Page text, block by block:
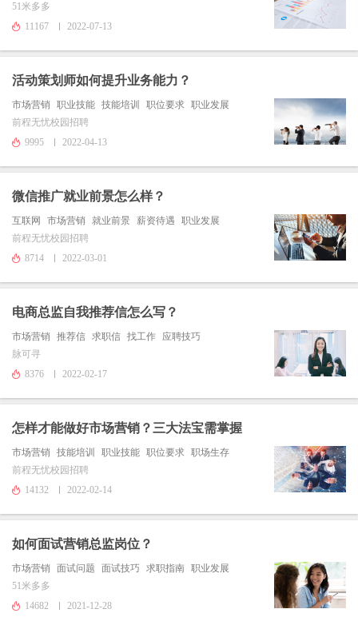
51米多多
11167
2022-07-13
活动策划师如何提升业务能力？
市场营销 职业技能 技能培训 职位要求 职业发展
前程无忧校园招聘
9995
2022-04-13
微信推广就业前景怎么样？
互联网 市场营销 就业前景 薪资待遇
职业发展
前程无忧校园招聘
8714
2022-03-01
电商总监自我推荐信怎么写？
市场营销 推荐信 求职信 找工作
应聘技巧
脉可寻
8376
2022-02-17
怎样才能做好市场营销？三大法宝需掌握
市场营销 技能培训 职业技能 职位要求 职场生存
前程无忧校园招聘
14132
2022-02-14
如何面试营销总监岗位？
市场营销 面试问题 面试技巧 求职指南 职业发展
51米多多
14682
2021-12-28